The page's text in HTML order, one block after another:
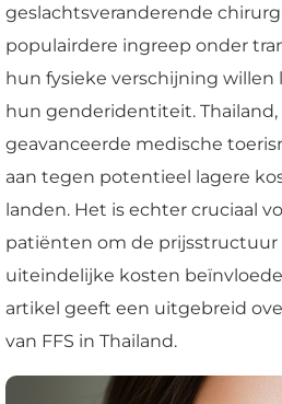
geslachtsveranderende
populairdere ingreep onder
hun fysieke verschijning willen
hun genderidentiteit.
geavanceerde medische
aan tegen potentieel lagere
landen. Het is echter cruciaal
patiënten om de prijsstructuur
uiteindelijke kosten
artikel geeft een uitgebreid
van FFS in Thailand.